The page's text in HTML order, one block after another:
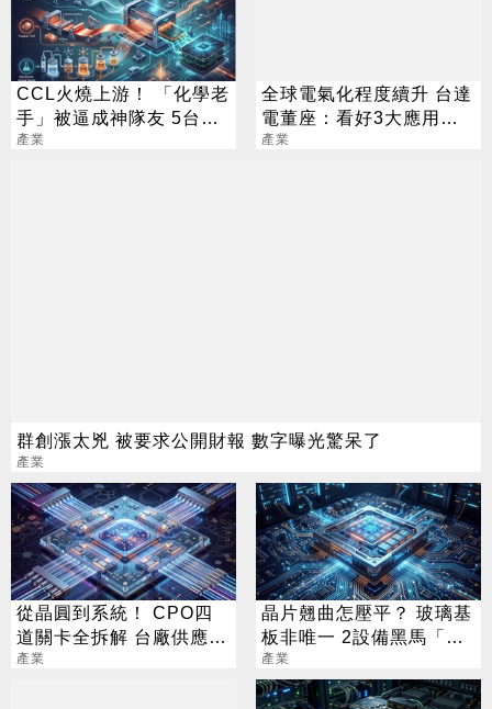
CCL火燒上游！ 「化學老
手」被逼成神隊友 5台廠
默默發財
產業
全球電氣化程度續升 台達
電董座：看好3大應用需
求
產業
群創漲太兇 被要求公開財報 數字曝光驚呆了
產業
從晶圓到系統！ CPO四
道關卡全拆解 台廠供應鏈
陣容曝光
產業
晶片翹曲怎壓平？ 玻璃基
板非唯一 2設備黑馬「防
彎神器」曝
產業